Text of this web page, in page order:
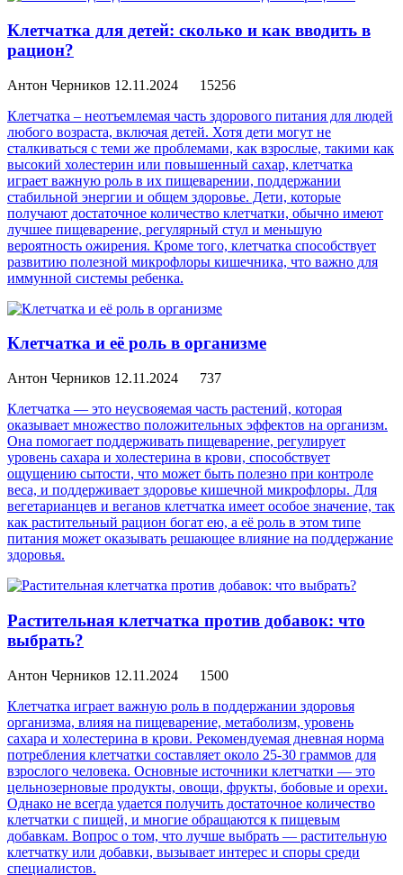
Клетчатка для детей: сколько и как вводить в
рацион?
Антон Черников 12.11.2024
15256
Клетчатка – неотъемлемая часть здорового питания для людей
любого возраста, включая детей. Хотя дети могут не
сталкиваться с теми же проблемами, как взрослые, такими как
высокий холестерин или повышенный сахар, клетчатка
играет важную роль в их пищеварении, поддержании
стабильной энергии и общем здоровье. Дети, которые
получают достаточное количество клетчатки, обычно имеют
лучшее пищеварение, регулярный стул и меньшую
вероятность ожирения. Кроме того, клетчатка способствует
развитию полезной микрофлоры кишечника, что важно для
иммунной системы ребенка.
Клетчатка и её роль в организме
Антон Черников 12.11.2024
737
Клетчатка — это неусвояемая часть растений, которая
оказывает множество положительных эффектов на организм.
Она помогает поддерживать пищеварение, регулирует
уровень сахара и холестерина в крови, способствует
ощущению сытости, что может быть полезно при контроле
веса, и поддерживает здоровье кишечной микрофлоры. Для
вегетарианцев и веганов клетчатка имеет особое значение, так
как растительный рацион богат ею, а её роль в этом типе
питания может оказывать решающее влияние на поддержание
здоровья.
Растительная клетчатка против добавок: что
выбрать?
Антон Черников 12.11.2024
1500
Клетчатка играет важную роль в поддержании здоровья
организма, влияя на пищеварение, метаболизм, уровень
сахара и холестерина в крови. Рекомендуемая дневная норма
потребления клетчатки составляет около 25-30 граммов для
взрослого человека. Основные источники клетчатки — это
цельнозерновые продукты, овощи, фрукты, бобовые и орехи.
Однако не всегда удается получить достаточное количество
клетчатки с пищей, и многие обращаются к пищевым
добавкам. Вопрос о том, что лучше выбрать — растительную
клетчатку или добавки, вызывает интерес и споры среди
специалистов.